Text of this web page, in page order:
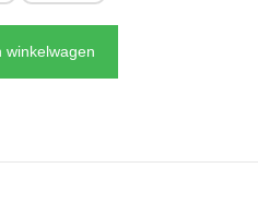
winkelwagen